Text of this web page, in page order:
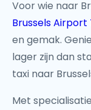
Voor wie naar
Brussels Airport
en gemak.
lager zijn dan
taxi naar
Met